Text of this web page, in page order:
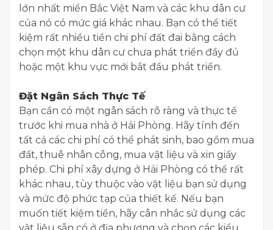
lớn nhất miền Bắc Việt Nam và các khu dân cư
của nó có mức giá khác nhau. Bạn có thể tiết
kiệm rất nhiều tiền chi phí đất đai bằng cách
chọn một khu dân cư chưa phát triển đầy đủ
hoặc một khu vực mới bắt đầu phát triển.
​Đặt Ngân Sách Thực Tế
​Bạn cần có một ngân sách rõ ràng và thực tế
trước khi mua nhà ở Hải Phòng. Hãy tính đến
tất cả các chi phí có thể phát sinh, bao gồm mua
đất, thuê nhân công, mua vật liệu và xin giấy
phép. Chi phí xây dựng ở Hải Phòng có thể rất
khác nhau, tùy thuộc vào vật liệu bạn sử dụng
và mức độ phức tạp của thiết kế. Nếu bạn
muốn tiết kiệm tiền, hãy cân nhắc sử dụng các